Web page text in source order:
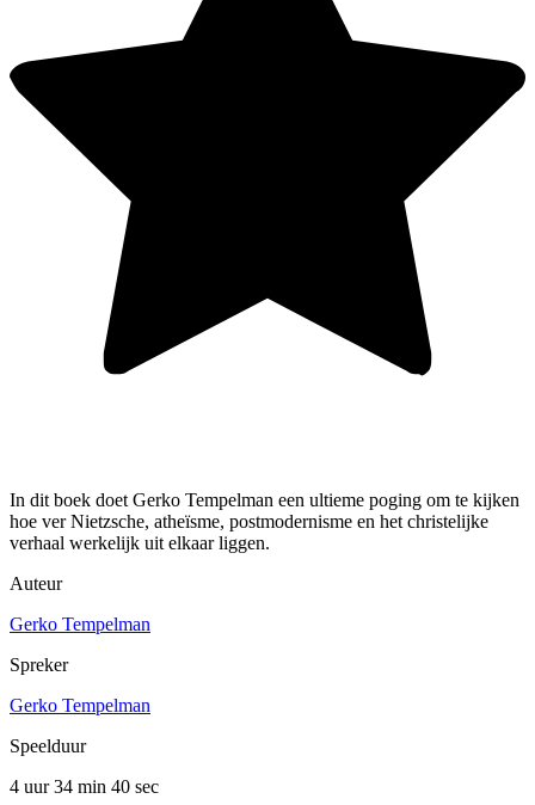
In dit boek doet Gerko Tempelman een ultieme poging om te kijken
hoe ver Nietzsche, atheïsme, postmodernisme en het christelijke
verhaal werkelijk uit elkaar liggen.
Auteur
Gerko Tempelman
Spreker
Gerko Tempelman
Speelduur
4 uur 34 min 40 sec